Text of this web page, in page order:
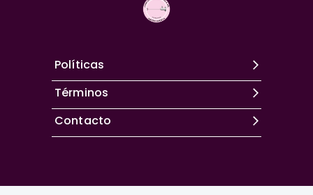
Políticas
Términos
Contacto